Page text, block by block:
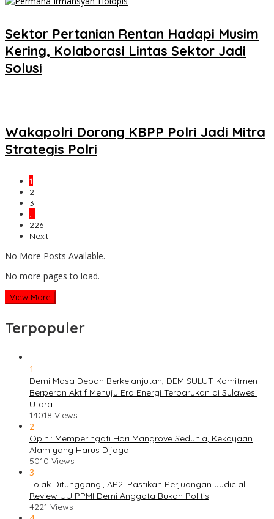
Sektor Pertanian Rentan Hadapi Musim
Kering, Kolaborasi Lintas Sektor Jadi
Solusi
Wakapolri Dorong KBPP Polri Jadi Mitra
Strategis Polri
1
2
3
…
226
Next
No More Posts Available.
No more pages to load.
View More
Terpopuler
1
Demi Masa Depan Berkelanjutan, DEM SULUT Komitmen
Berperan Aktif Menuju Era Energi Terbarukan di Sulawesi
Utara
14018 Views
2
Opini: Memperingati Hari Mangrove Sedunia, Kekayaan
Alam yang Harus Dijaga
5010 Views
3
Tolak Ditunggangi, AP2I Pastikan Perjuangan Judicial
Review UU PPMI Demi Anggota Bukan Politis
4221 Views